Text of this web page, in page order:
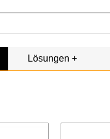
Lösungen